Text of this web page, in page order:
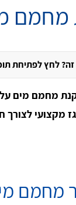
לחץ לפתיחת
מחמם מים על
גז מקצועי
מחמם